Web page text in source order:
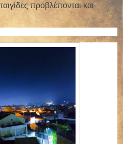
προβλέπονται και